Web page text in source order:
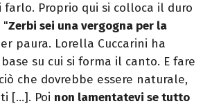
Proprio qui si colloca il duro
"Zerbi sei una vergogna per la
paura. Lorella Cuccarini ha
su cui si forma il canto. E fare
che dovrebbe essere naturale,
[…]. Poi non lamentatevi se tutto